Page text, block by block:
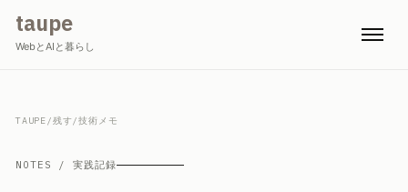
taupe
WebとAIと暮らし
TAUPE/残す/技術メモ
NOTES / 実践記録